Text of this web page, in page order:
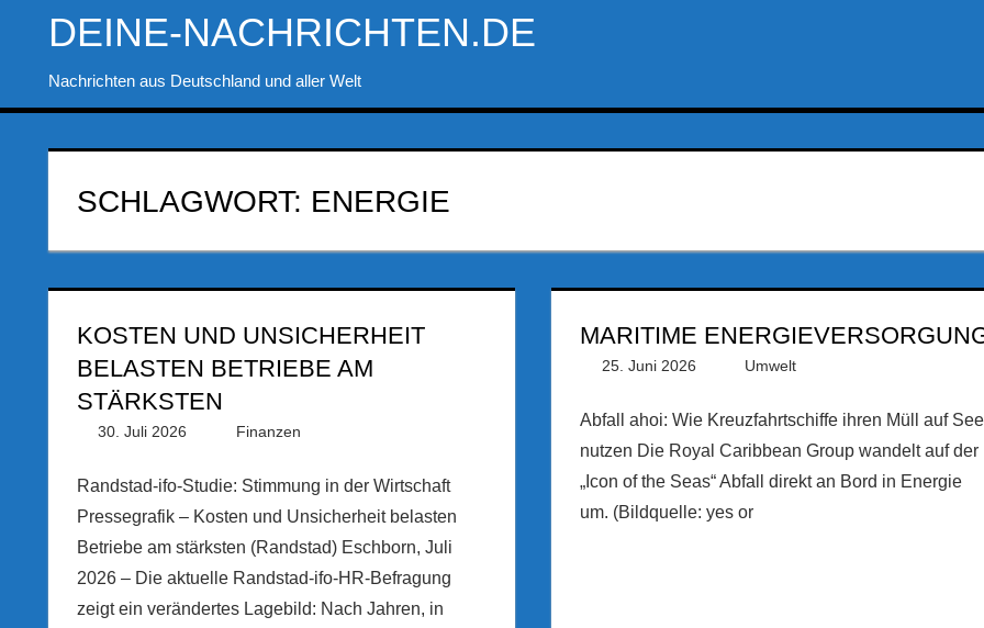
springen
DEINE-NACHRICHTEN.DE
Nachrichten aus Deutschland und aller Welt
SCHLAGWORT: ENERGIE
KOSTEN UND UNSICHERHEIT
BELASTEN BETRIEBE AM
STÄRKSTEN
30. Juli 2026 PRGateway
Finanzen
Randstad-ifo-Studie: Stimmung in der Wirtschaft
Pressegrafik – Kosten und Unsicherheit belasten
Betriebe am stärksten (Randstad) Eschborn, Juli
2026 – Die aktuelle Randstad-ifo-HR-Befragung
zeigt ein verändertes Lagebild: Nach Jahren, in
MARITIME
25. Juni 2026 PRGateway
Umwelt
Abfall ahoi: Wie Kreuzfahrtschiffe ihren Müll auf See
nutzen Die Royal Caribbean Group wandelt auf der
„Icon of the Seas“ Abfall direkt an Bord in Energie
um. (Bildquelle: yes or